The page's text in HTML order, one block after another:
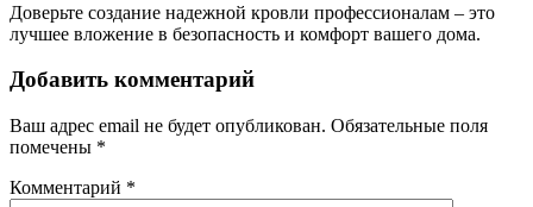
Доверьте создание надежной кровли профессионалам – это
лучшее вложение в безопасность и комфорт вашего дома.
Добавить комментарий
Ваш адрес email не будет опубликован. Обязательные поля
помечены *
Комментарий *